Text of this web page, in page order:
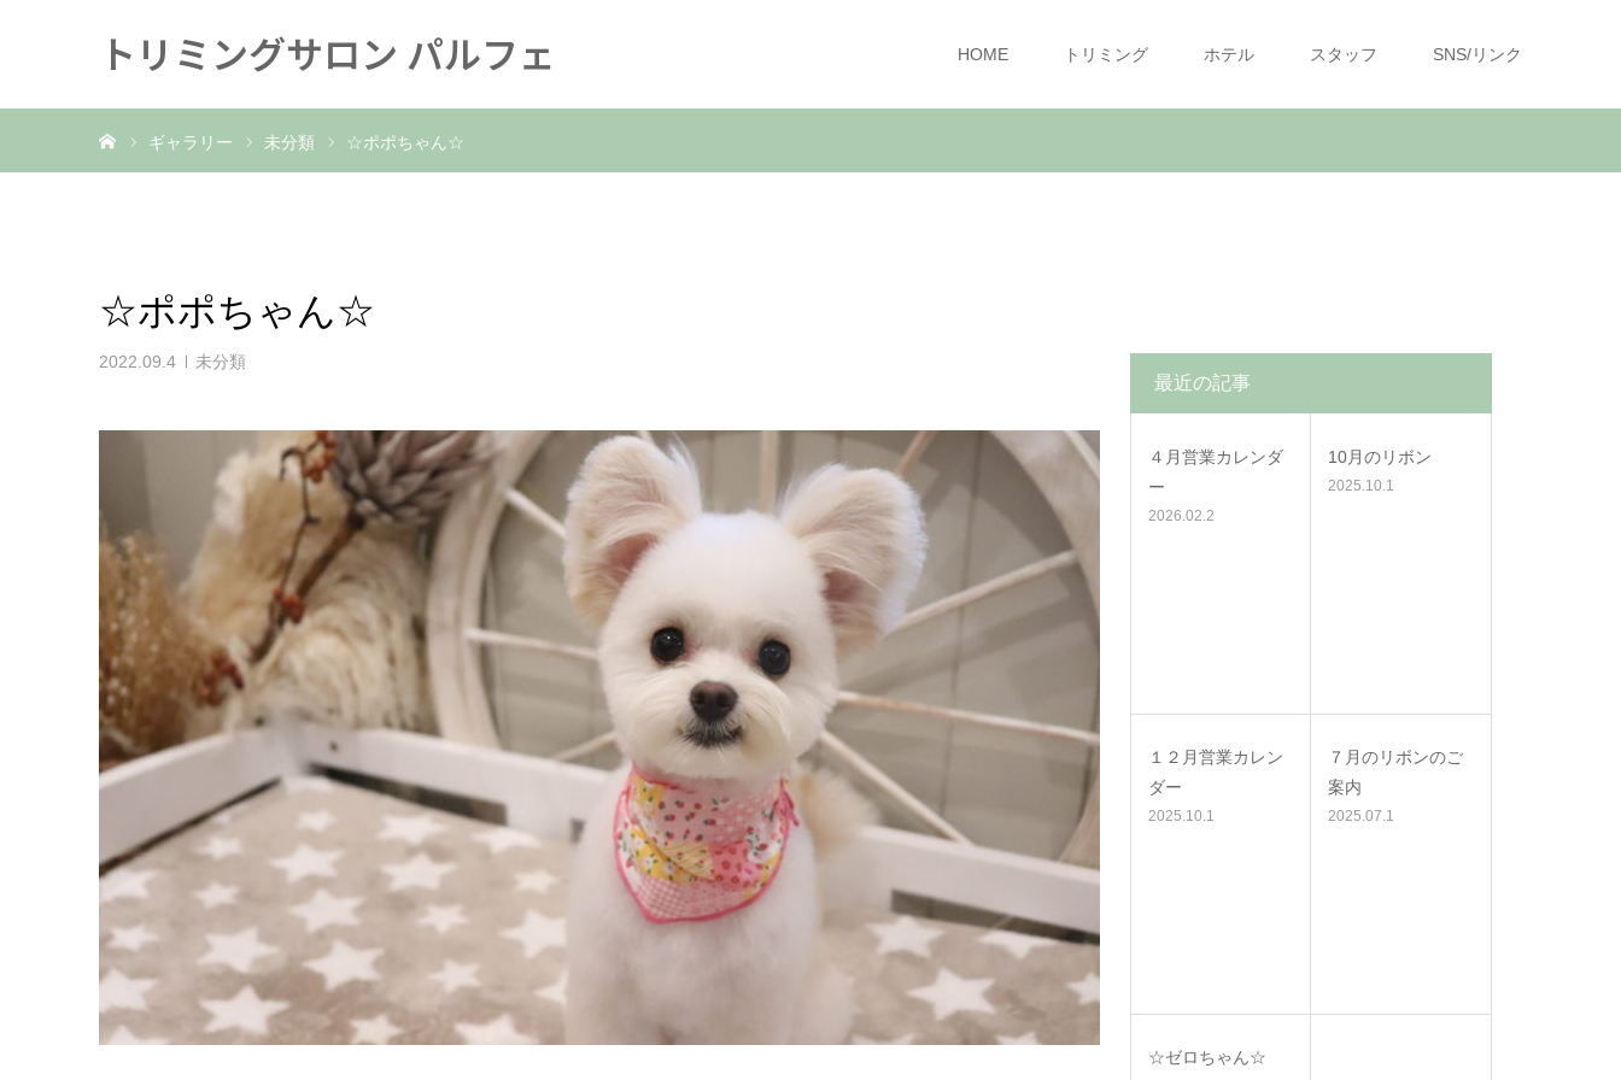
トリミングサロン パルフェ HOME トリミング ホテル スタッフ SNS/リンク
ギャラリー 未分類 ☆ポポちゃん☆
☆ポポちゃん☆
2022.09.4 未分類
最近の記事
４月営業カレンダ
ー
2026.02.2
10月のリボン
2025.10.1
１２月営業カレン
ダー
2025.10.1
７月のリボンのご
案内
2025.07.1
☆ゼロちゃん☆